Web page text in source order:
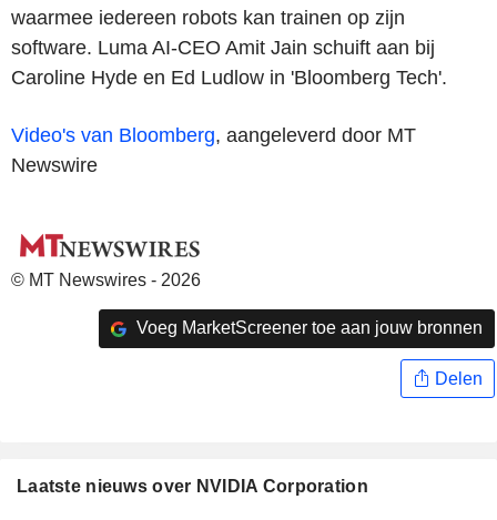
waarmee iedereen robots kan trainen op zijn
software. Luma AI-CEO Amit Jain schuift aan bij
Caroline Hyde en Ed Ludlow in 'Bloomberg Tech'.
Video's van Bloomberg, aangeleverd door MT
Newswire
© MT Newswires - 2026
Voeg MarketScreener toe aan jouw bronnen
Delen
Laatste nieuws over NVIDIA Corporation